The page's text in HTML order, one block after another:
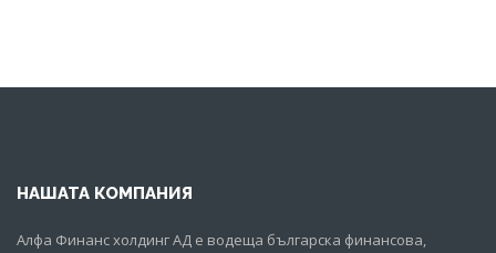
НАШАТА КОМПАНИЯ
Алфа Финанс холдинг АД е водеща българска финансова,